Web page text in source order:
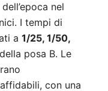
nel
I tempi di
a 1/25, 1/50,
posa B. Le
con una